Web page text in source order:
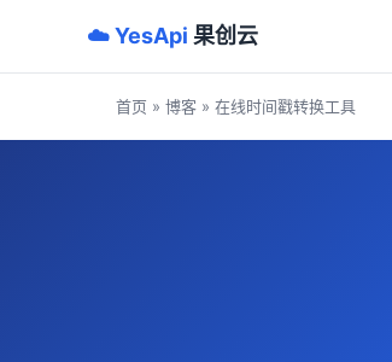
☁️ YesApi 果创云
首页 » 博客 » 在线时间戳转换工具